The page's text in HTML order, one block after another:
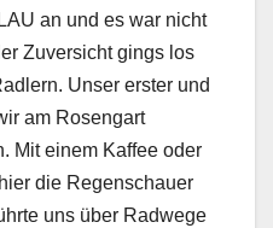
an und es war nicht
Zuversicht gings los
Unser erster und
am Rosengart
Mit einem Kaffee oder
die Regenschauer
uns über Radwege